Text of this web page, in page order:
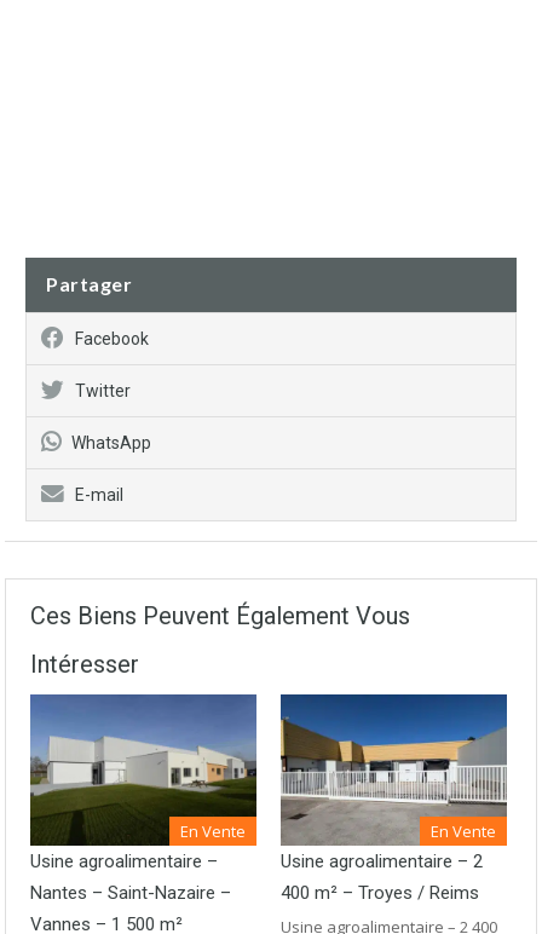
Partager
Facebook
Twitter
WhatsApp
E-mail
Ces Biens Peuvent Également Vous
Intéresser
En Vente
Usine agroalimentaire –
Nantes – Saint-Nazaire –
Vannes – 1 500 m²
En Vente
Usine agroalimentaire – 2
400 m² – Troyes / Reims
Usine agroalimentaire – 2 400